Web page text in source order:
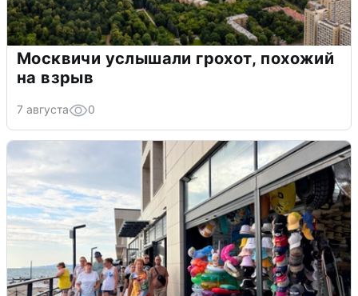
Москвичи услышали грохот, похожий
на взрыв
7 августа 0